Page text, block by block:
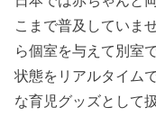
こまで普及していま
ら個室を与えて別室
状態をリアルタイム
な育児グッズとして